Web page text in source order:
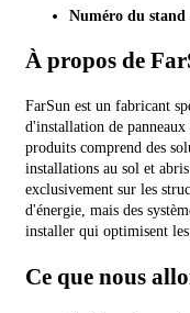
Numéro du stand
À propos de
FarSun est un fabricant
d'installation de
produits comprend des
installations au sol et
exclusivement sur les
d'énergie, mais des
installer qui optimisent
Ce que nous